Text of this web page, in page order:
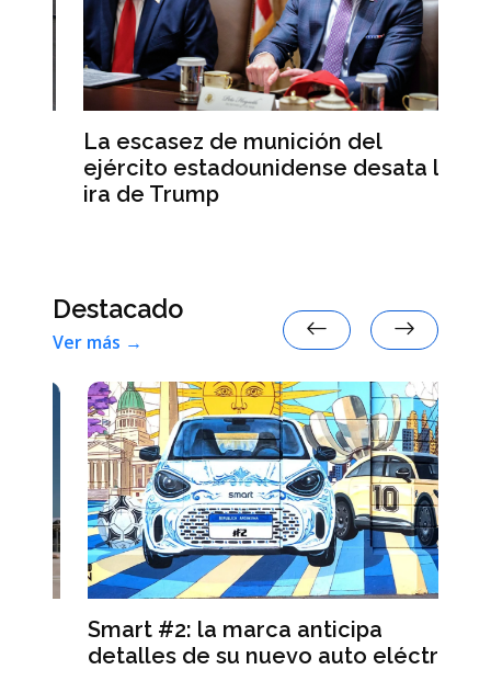
La escasez de munición del
ejército estadounidense desata la
ira de Trump
Destacado
Ver más →
Smart #2: la marca anticipa
detalles de su nuevo auto eléctrico